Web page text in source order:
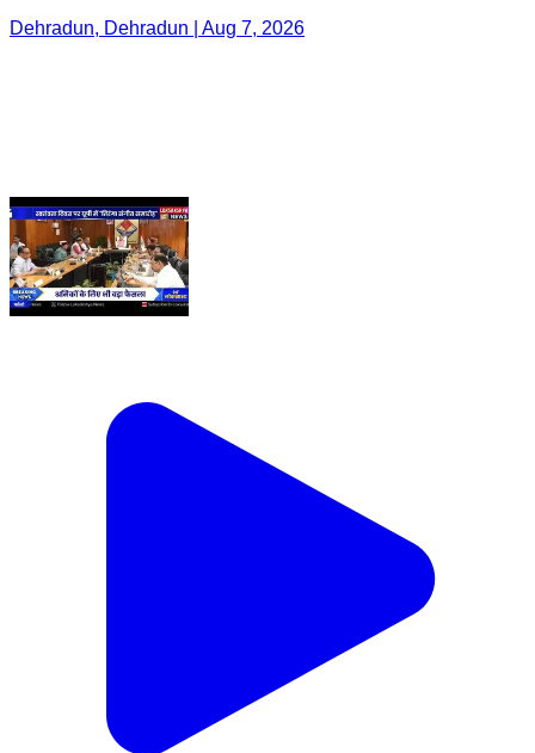
Dehradun, Dehradun | Aug 7, 2026
धामी कैबिनेट के बड़े फैसले: पशुपालकों को सब्सिडी, श्रमिकों को